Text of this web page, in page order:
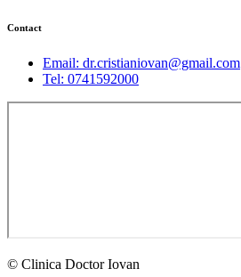
Contact
Email: dr.cristianiovan@gmail.com
Tel: 0741592000
© Clinica Doctor Iovan